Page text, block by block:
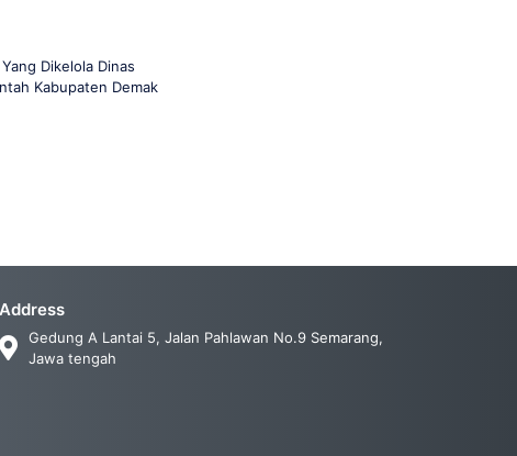
Dikelola Dinas
Kabupaten Demak
Address
Gedung A Lantai 5, Jalan Pahlawan No.9 Semarang,
Jawa tengah